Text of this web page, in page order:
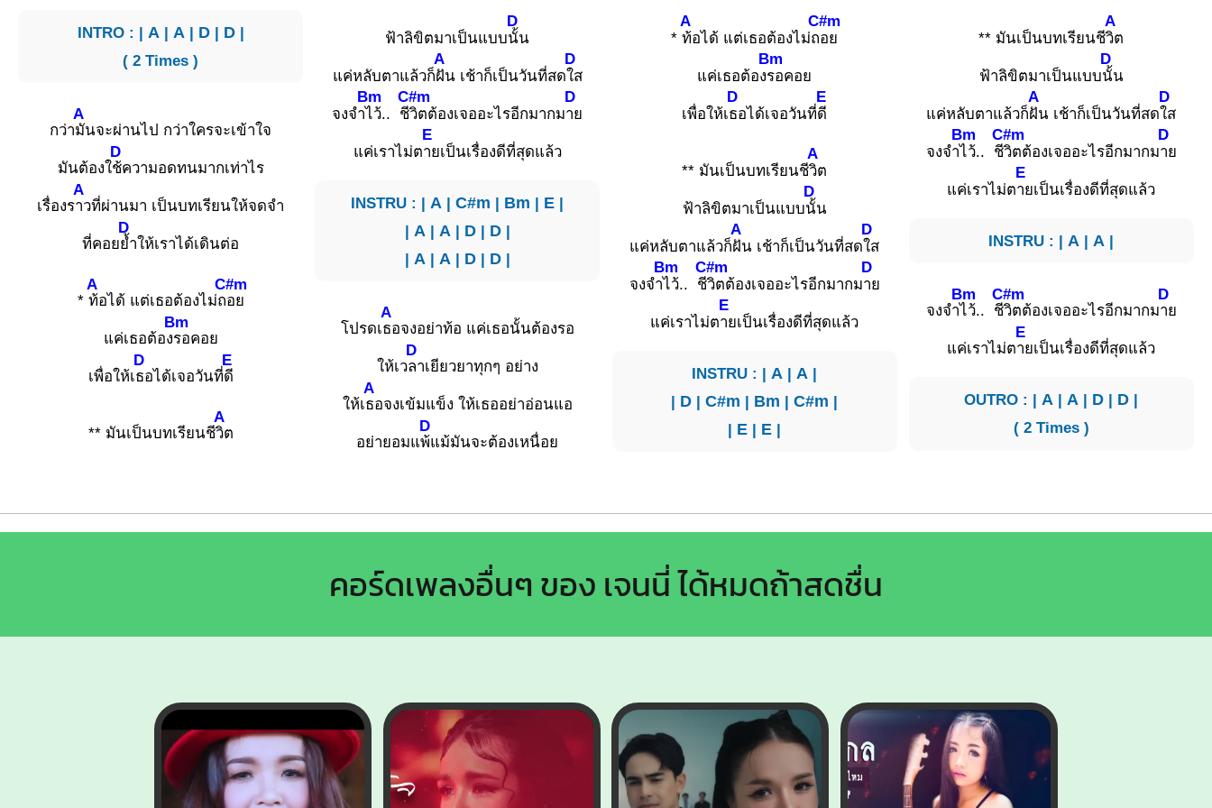
INTRO : | A | A | D| D|
( 2 Times )
กว่า
A
มันจะผ่านไป กว่าใครจะเข้าใจ
มันต้องใ
D
ช้ความอดทนมากเท่าไร
เรื่องร
A
าวที่ผ่านมา เป็นบทเรียนให้จดจำ
ที่คอย
D
ย้ำให้เราได้เดินต่อ
*
A
ท้อได้ แต่เธอต้องไม่ถ
C#m
อย
แค่เธอต้อง
Bm
รอคอย
เพื่อให้เ
D
ธอได้เจอวันที่
E
ดี
** มันเป็นบทเรียนชี
A
วิต
ฟ้าลิขิตมาเป็นแบบ
D
นั้น
แค่หลับตาแล้วก็
A
ฝัน เช้าก็เป็นวันที่สด
D
ใส
จงจำ
Bm
ไว้.. ชี
C#m
วิตต้องเจออะไรอีกมากม
D
าย
แค่เราไม่ต
E
ายเป็นเรื่องดีที่สุดแล้ว
INSTRU : | A |C#m | Bm | E |
| A | A | D| D|
| A | A | D| D|
โปรดเ
A
ธอจงอย่าท้อ แค่เธอนั้นต้องรอ
ให้เว
D
ลาเยียวยาทุกๆ อย่าง
ให้เ
A
ธอจงเข้มแข็ง ให้เธออย่าอ่อนแอ
อย่ายอมแ
D
พ้แม้มันจะต้องเหนื่อย
*
A
ท้อได้ แต่เธอต้องไม่ถ
C#m
อย
แค่เธอต้อง
Bm
รอคอย
เพื่อให้เ
D
ธอได้เจอวันที่
E
ดี
** มันเป็นบทเรียนชี
A
วิต
ฟ้าลิขิตมาเป็นแบบ
D
นั้น
แค่หลับตาแล้วก็
A
ฝัน เช้าก็เป็นวันที่สด
D
ใส
จงจำ
Bm
ไว้.. ชี
C#m
วิตต้องเจออะไรอีกมากม
D
าย
แค่เราไม่ต
E
ายเป็นเรื่องดีที่สุดแล้ว
INSTRU : | A | A |
| D |C#m | Bm |C#m |
| E | E |
** มันเป็นบทเรียนชี
A
วิต
ฟ้าลิขิตมาเป็นแบบ
D
นั้น
แค่หลับตาแล้วก็
A
ฝัน เช้าก็เป็นวันที่สด
D
ใส
จงจำ
Bm
ไว้.. ชี
C#m
วิตต้องเจออะไรอีกมากม
D
าย
แค่เราไม่ต
E
ายเป็นเรื่องดีที่สุดแล้ว
INSTRU : | A | A |
จงจำ
Bm
ไว้.. ชี
C#m
วิตต้องเจออะไรอีกมากม
D
าย
แค่เราไม่ต
E
ายเป็นเรื่องดีที่สุดแล้ว
OUTRO : | A | A | D | D |
( 2 Times )
คอร์ดเพลงอื่นๆ ของ เจนนี่ ได้หมดถ้าสดชื่น